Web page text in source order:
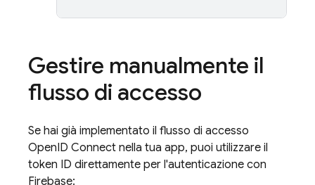
Gestire manualmente il
flusso di accesso
Se hai già implementato il flusso di accesso
OpenID Connect nella tua app, puoi utilizzare il
token ID direttamente per l'autenticazione con
Firebase: